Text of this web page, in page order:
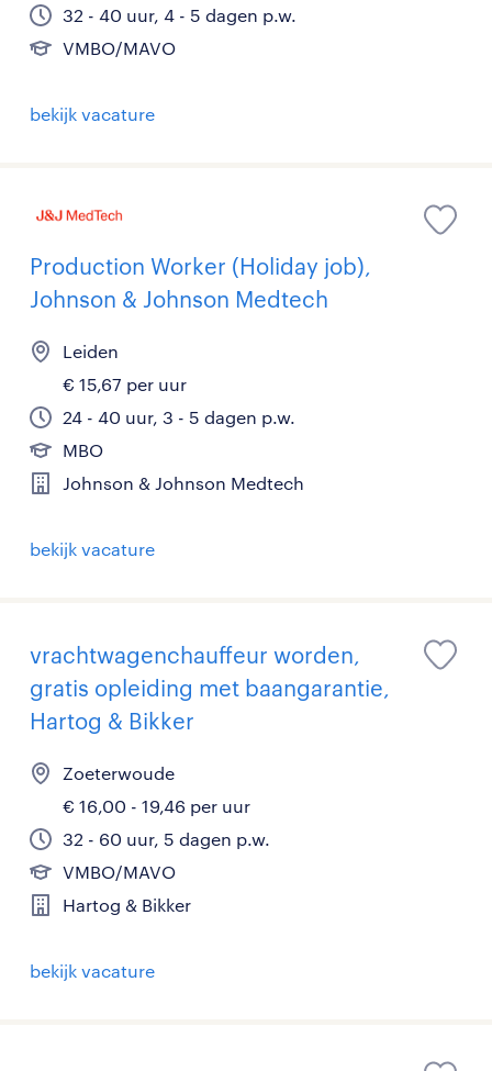
32 - 40 uur, 4 - 5 dagen p.w.
VMBO/MAVO
bekijk vacature
Production Worker (Holiday job),
Johnson & Johnson Medtech
Leiden
€ 15,67 per uur
24 - 40 uur, 3 - 5 dagen p.w.
MBO
Johnson & Johnson Medtech
bekijk vacature
vrachtwagenchauffeur worden,
gratis opleiding met baangarantie,
Hartog & Bikker
Zoeterwoude
€ 16,00 - 19,46 per uur
32 - 60 uur, 5 dagen p.w.
VMBO/MAVO
Hartog & Bikker
bekijk vacature